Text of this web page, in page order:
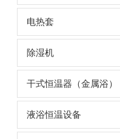
电热套
除湿机
干式恒温器（金属浴）
液浴恒温设备